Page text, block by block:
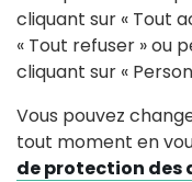
cliquant sur « Tout
« Tout refuser » ou
cliquant sur «
Vous pouvez
tout moment en
de protection des